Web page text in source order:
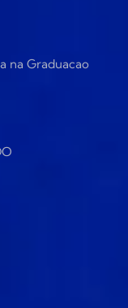
na Graduacao